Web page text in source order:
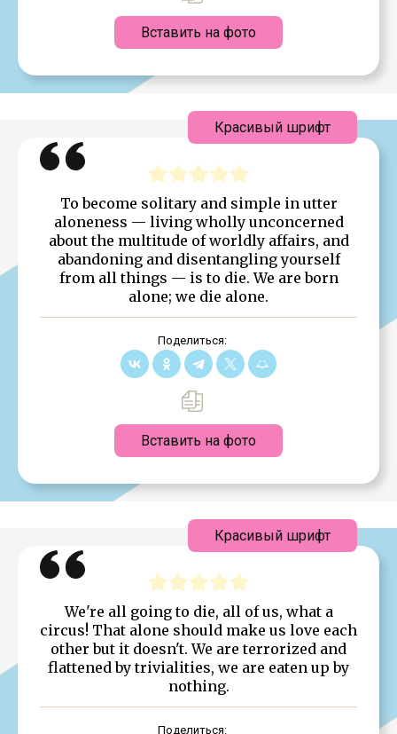
Вставить на фото
To become solitary and simple in utter
aloneness — living wholly unconcerned
about the multitude of worldly affairs, and
abandoning and disentangling yourself
from all things — is to die. We are born
alone; we die alone.
Поделиться:
Вставить на фото
Красивый шрифт
We're all going to die, all of us, what a
circus! That alone should make us love each
other but it doesn't. We are terrorized and
flattened by trivialities, we are eaten up by
nothing.
Поделиться:
Красивый шрифт